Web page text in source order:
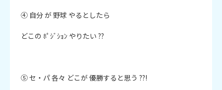
④ 自分 が 野球 やるとしたら
どこの ﾎﾟｼﾞｼｮﾝ やりたい ??
⑤ セ・パ 各々 どこが 優勝すると思う ??!